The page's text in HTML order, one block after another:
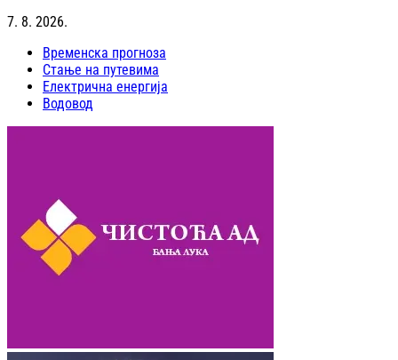
7. 8. 2026.
Временска прогноза
Стање на путевима
Електрична енергија
Водовод